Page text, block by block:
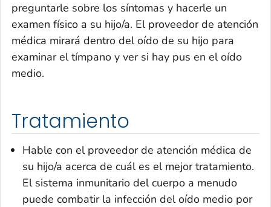
preguntarle sobre los síntomas y hacerle un
examen físico a su hijo/a. El proveedor de atención
médica mirará dentro del oído de su hijo para
examinar el tímpano y ver si hay pus en el oído
medio.
Tratamiento
Hable con el proveedor de atención médica de
su hijo/a acerca de cuál es el mejor tratamiento.
El sistema inmunitario del cuerpo a menudo
puede combatir la infección del oído medio por